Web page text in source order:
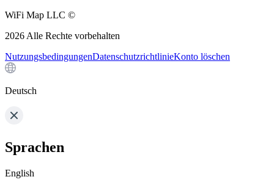
WiFi Map LLC ©
2026 Alle Rechte vorbehalten
NutzungsbedingungenDatenschutzrichtlinieKonto löschen
Deutsch
Sprachen
English